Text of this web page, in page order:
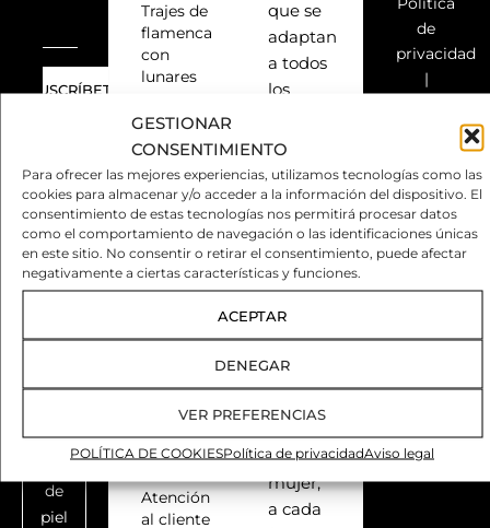
GESTIONAR
CONSENTIMIENTO
Para ofrecer las mejores experiencias, utilizamos tecnologías como las
cookies para almacenar y/o acceder a la información del dispositivo. El
consentimiento de estas tecnologías nos permitirá procesar datos
como el comportamiento de navegación o las identificaciones únicas
en este sitio. No consentir o retirar el consentimiento, puede afectar
negativamente a ciertas características y funciones.
ACEPTAR
DENEGAR
VER PREFERENCIAS
POLÍTICA DE COOKIESPolítica de privacidadAviso legal
NOVEDADES
Y
TENDENCIAS
Colorimetría
flamenca:
traje
tu
tono
de
piel
Trajes de
flamenca
con
lunares
flamenca
con
estampados
Todos
SOBRE
Atención
al cliente
que se
adaptan
a todos
los
Elegancia,
funcionalidad,
inspiración,
versatilidad,
variedad,
todo,
ofrecer
a cada
mujer,
a cada
de
privacidad
|
|
Derecho
de